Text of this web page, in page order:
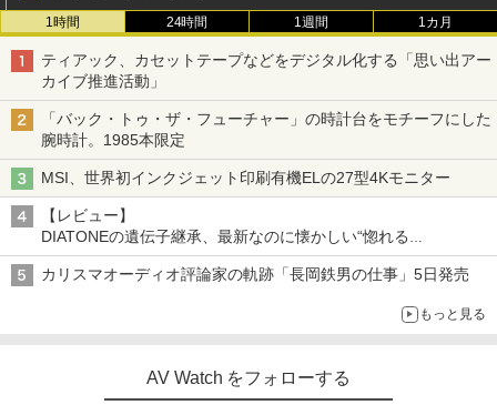
1時間 24時間 1週間 1カ月
ティアック、カセットテープなどをデジタル化する「思い出アー
カイブ推進活動」
「バック・トゥ・ザ・フューチャー」の時計台をモチーフにした
腕時計。1985本限定
MSI、世界初インクジェット印刷有機ELの27型4Kモニター
【レビュー】
DIATONEの遺伝子継承、最新なのに懐かしい“惚れる
音”Tecnologia e Cuore「DS-TC52B」を聴く
カリスマオーディオ評論家の軌跡「長岡鉄男の仕事」5日発売
もっと見る
AV Watch をフォローする